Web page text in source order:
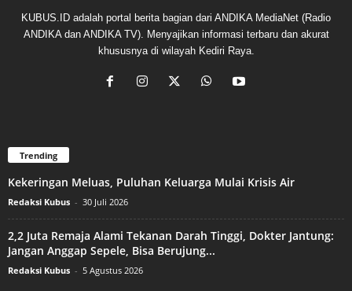
KUBUS.ID adalah portal berita bagian dari ANDIKA MediaNet (Radio
ANDIKA dan ANDIKA TV). Menyajikan informasi terbaru dan akurat
khususnya di wilayah Kediri Raya.
Trending
Kekeringan Meluas, Puluhan Keluarga Mulai Krisis Air
Redaksi Kubus - 30 Juli 2026
2,2 Juta Remaja Alami Tekanan Darah Tinggi, Dokter Jantung:
Jangan Anggap Sepele, Bisa Berujung...
Redaksi Kubus - 5 Agustus 2026